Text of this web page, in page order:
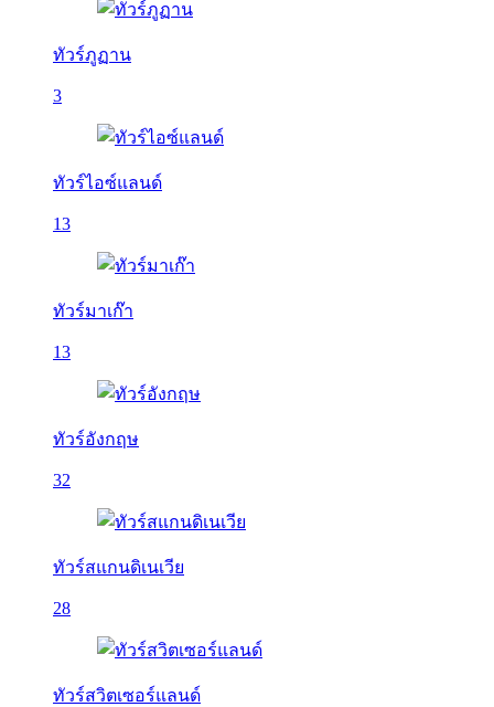
ทัวร์ภูฏาน
3
ทัวร์ไอซ์แลนด์
13
ทัวร์มาเก๊า
13
ทัวร์อังกฤษ
32
ทัวร์สแกนดิเนเวีย
28
ทัวร์สวิตเซอร์แลนด์